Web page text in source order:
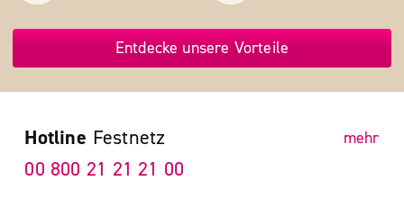
Entdecke unsere Vorteile
Hotline Festnetz mehr
00 800 21 21 21 00